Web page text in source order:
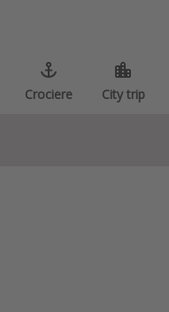
Crociere City trip